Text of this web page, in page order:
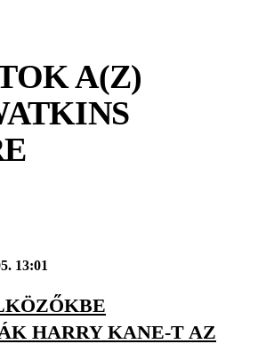
A(Z)
13:01
HARRY KANE-T AZ